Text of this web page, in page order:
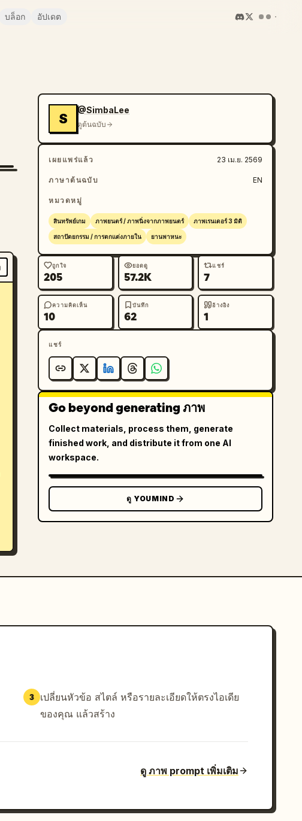
บล็อก อัปเดต
S
@SimbaLee
ดูต้นฉบับ
เผยแพร่แล้ว 23 เม.ย. 2569
ภาษาต้นฉบับ EN
หมวดหมู่
สินทรัพย์เกม ภาพยนตร์ / ภาพนิ่งจากภาพยนตร์ ภาพเรนเดอร์ 3 มิติ
สถาปัตยกรรม / การตกแต่งภายใน ยานพาหนะ
ถูกใจ
205
ยอดดู
57.2K
แชร์
7
ความคิดเห็น
10
บันทึก
62
อ้างอิง
1
แชร์
Go beyond generating ภาพ
Collect materials, process them, generate
finished work, and distribute it from one AI
workspace.
ดู YOUMIND
3
เปลี่ยนหัวข้อ สไตล์ หรือรายละเอียดให้ตรงไอเดีย
ของคุณ แล้วสร้าง
ดู ภาพ prompt เพิ่มเติม